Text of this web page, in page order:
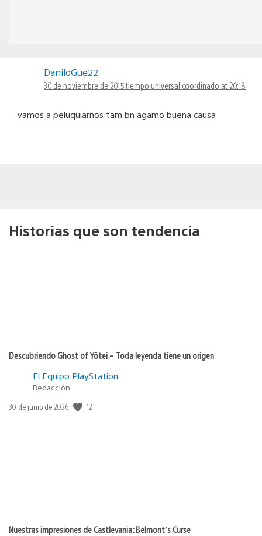
DaniloGue22
30 de noviembre de 2015 tiempo universal coordinado at 20:18
vamos a peluquiarnos tam bn agamo buena causa
Historias que son tendencia
Descubriendo Ghost of Yōtei – Toda leyenda tiene un origen
El Equipo PlayStation
Redacción
Fecha
30 de junio de 2026 12
Nuestras impresiones de Castlevania: Belmont’s Curse